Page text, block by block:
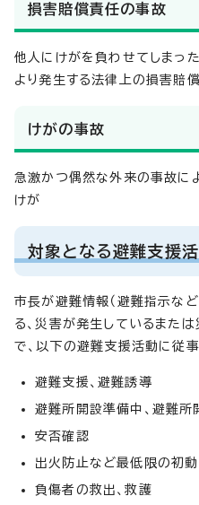
損害賠償責任の事故
他人にけがを負わせてしまっ
より発生する法律上の損害賠
けがの事故
急激かつ偶然な外来の事故に
けが
対象となる避難支援
市長が避難情報（避難指示な
る、災害が発生しているまた
で、以下の避難支援活動に従
避難支援、避難誘導
避難所開設準備中、避難所
安否確認
出火防止など最低限の初動
負傷者の救出、救護